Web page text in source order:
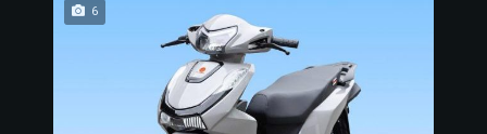
6